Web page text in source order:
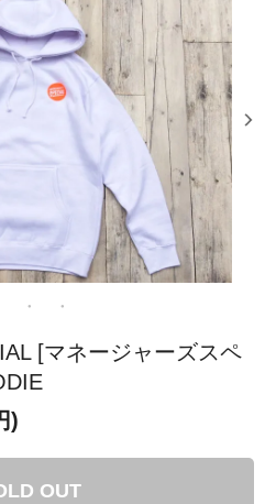
[マネージャーズスペ
)
OUT